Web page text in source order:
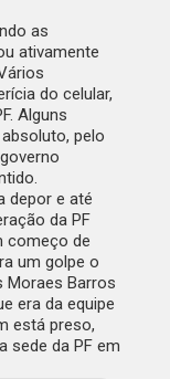
as
ativamente
do celular,
Alguns
pelo
depor e até
da PF
começo de
um golpe o
Moraes Barros
era da equipe
está preso,
sede da PF em